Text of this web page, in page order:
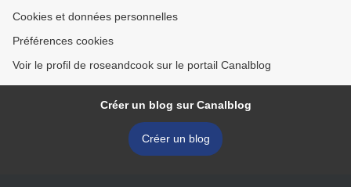
Cookies et données personnelles
Préférences cookies
Voir le profil de roseandcook sur le portail Canalblog
Créer un blog sur Canalblog
Créer un blog